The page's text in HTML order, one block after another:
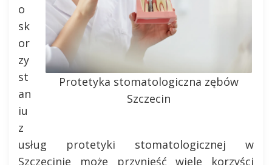
Protetyka stomatologiczna zębów
Szczecin
o
sk
or
zy
st
an
iu
z
usług protetyki stomatologicznej w
Szczecinie może przynieść wiele korzyści